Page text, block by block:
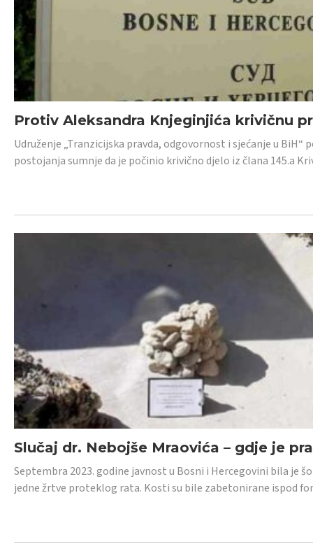
Protiv Aleksandra Knjeginjića krivičnu
Udruženje „Tranzicijska pravda, odgovornost i sjećanje u
postojanja sumnje da je počinio krivično djelo iz člana 145.a
Slučaj dr. Nebojše Mraovića – gdje je
Septembra 2023. godine javnost u Bosni i Hercegovini bila je
jedne žrtve proteklog rata. Kosti su bile zabetonirane ispod